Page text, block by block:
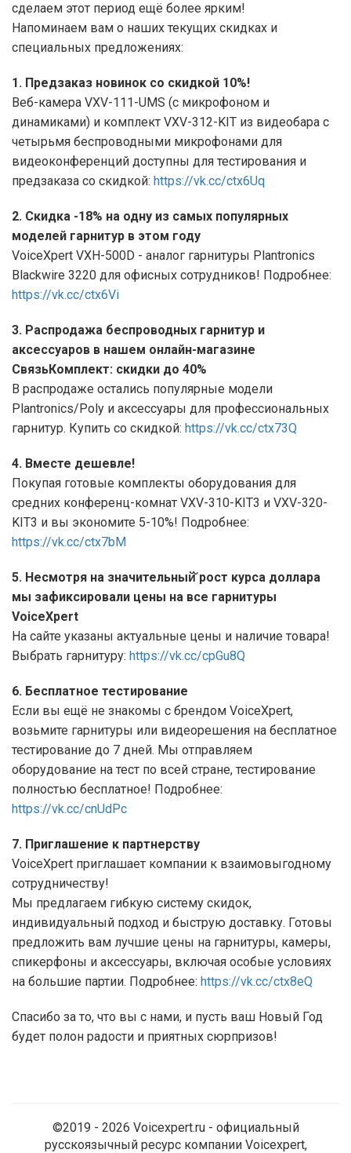
сделаем этот период ещё более ярким!
Напоминаем вам о наших текущих скидках и
специальных предложениях:
1. Предзаказ новинок со скидкой 10%!
Веб-камера VXV-111-UMS (с микрофоном и
динамиками) и комплект VXV-312-KIT из видеобара с
четырьмя беспроводными микрофонами для
видеоконференций доступны для тестирования и
предзаказа со скидкой: https://vk.cc/ctx6Uq
2. Скидка -18% на одну из самых популярных
моделей гарнитур в этом году
VoiceXpert VXH-500D - аналог гарнитуры Plantronics
Blackwire 3220 для офисных сотрудников! Подробнее:
https://vk.cc/ctx6Vi
3. Распродажа беспроводных гарнитур и
аксессуаров в нашем онлайн-магазине
СвязьКомплект: скидки до 40%
В распродаже остались популярные модели
Plantronics/Poly и аксессуары для профессиональных
гарнитур. Купить со скидкой: https://vk.cc/ctx73Q
4. Вместе дешевле!
Покупая готовые комплекты оборудования для
средних конференц-комнат VXV-310-KIT3 и VXV-320-
KIT3 и вы экономите 5-10%! Подробнее:
https://vk.cc/ctx7bM
5. Несмотря на значительный̆ рост курса доллара
мы зафиксировали цены на все гарнитуры
VoiceXpert
На сайте указаны актуальные цены и наличие товара!
Выбрать гарнитуру: https://vk.cc/cpGu8Q
6. Бесплатное тестирование
Если вы ещё не знакомы с брендом VoiceXpert,
возьмите гарнитуры или видеорешения на бесплатное
тестирование до 7 дней. Мы отправляем
оборудование на тест по всей стране, тестирование
полностью бесплатное! Подробнее:
https://vk.cc/cnUdPc
7. Приглашение к партнерству
VoiceXpert приглашает компании к взаимовыгодному
сотрудничеству!
Мы предлагаем гибкую систему скидок,
индивидуальный подход и быструю доставку. Готовы
предложить вам лучшие цены на гарнитуры, камеры,
спикерфоны и аксессуары, включая особые условиях
на большие партии. Подробнее: https://vk.cc/ctx8eQ
Спасибо за то, что вы с нами, и пусть ваш Новый Год
будет полон радости и приятных сюрпризов!
©2019 - 2026 Voicexpert.ru - официальный
русскоязычный ресурс компании Voicexpert,